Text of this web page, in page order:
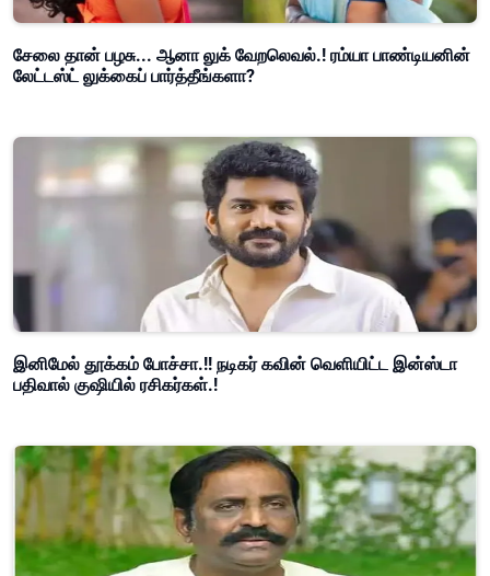
சேலை தான் பழசு... ஆனா லுக் வேறலெவல்.! ரம்யா பாண்டியனின்
லேட்டஸ்ட் லுக்கைப் பார்த்தீங்களா?
இனிமேல் தூக்கம் போச்சா.!! நடிகர் கவின் வெளியிட்ட இன்ஸ்டா
பதிவால் குஷியில் ரசிகர்கள்.!